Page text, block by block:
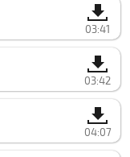
03:41
03:42
04:07